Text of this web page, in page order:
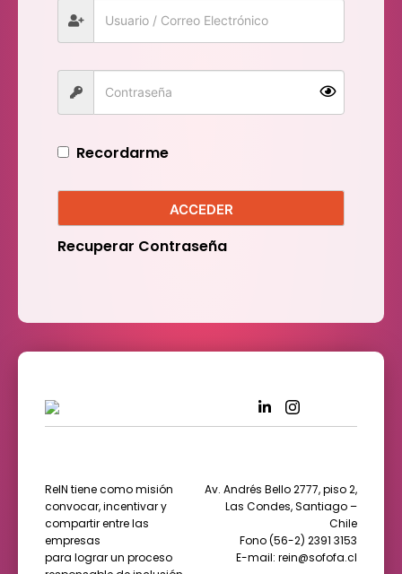
Recordarme
ACCEDER
Recuperar Contraseña
ReIN tiene como misión
convocar, incentivar y
compartir entre las
empresas
para lograr un proceso
Av. Andrés Bello 2777, piso 2,
Las Condes, Santiago –
Chile
Fono (56-2) 2391 3153
E-mail: rein@sofofa.cl